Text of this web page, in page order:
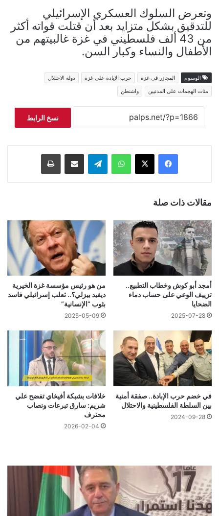
وتعرض السلوك العسكري الإسرائيلي
للتدقيق بشكل متزايد بعد أن قتلت قواته أكثر
من 43 ألف فلسطيني في غزة غالبيتهم من
الأطفال والنساء وكبار السن.
الوسوم المجازر في غزة حرب الإبادة على غزة
دولة الاحتلال
مئات الهجمات على المدنيين
واشنطن
نسخ الرابط
فيسبوك ‫X واتساب تيلقرام مشاركة عبر البريد طباعة
مقالات ذات صلة
أمجد أبو كوش وخطاب التطبيع..
تزييف الوعي على حساب دماء
الضحايا
2025-07-28
من هو رئيس مؤسسة غزة الخيرية
ديفيد بيزلي؟.. ثعلب إسرائيلي فاسد
بثوب “الإنسانية”
2025-05-09
في خضم حرب الإبادة.. صفقة أمنية
بين السلطة الفلسطينية والاحتلال
2024-09-28
خلافات بشبكة أفيخاي تفضح علي
شريم: سارق تبرعات ونصاب
محترف
2026-02-04